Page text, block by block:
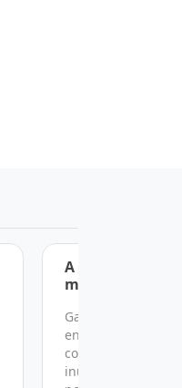
A entrega é
mãos?
Garantimos a
endereço, data e
combinado, mas
inúmeras razões